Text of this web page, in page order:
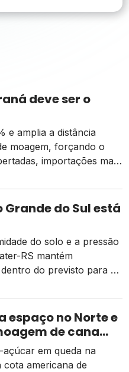
deve ser o
e amplia a distância
moagem, forçando o
importações mais
do Sul está
do solo e a pressão
RS mantém
do previsto para a
espaço no Norte e
de cana
pressiona usinas
em queda na
americana de